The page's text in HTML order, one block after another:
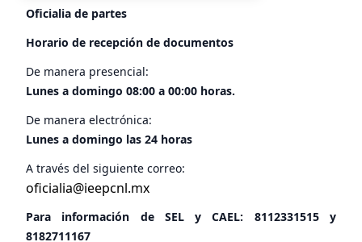
Oficialia de partes
Horario de recepción de documentos
De manera presencial:
Lunes a domingo 08:00 a 00:00 horas.
De manera electrónica:
Lunes a domingo las 24 horas
A través del siguiente correo:
oficialia@ieepcnl.mx
Para información de SEL y CAEL: 8112331515y
8182711167